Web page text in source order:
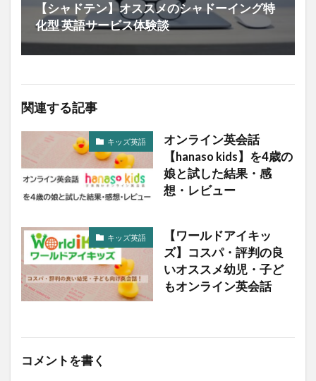
【シャドテン】オススメのシャドーイング特
化型 英語サービス体験談
関連する記事
キッズ英語
オンライン英会話
【hanaso kids】を4歳の
娘と試した結果・感
想・レビュー
キッズ英語
【ワールドアイキッ
ズ】コスパ・評判の良
いオススメ幼児・子ど
もオンライン英会話
コメントを書く